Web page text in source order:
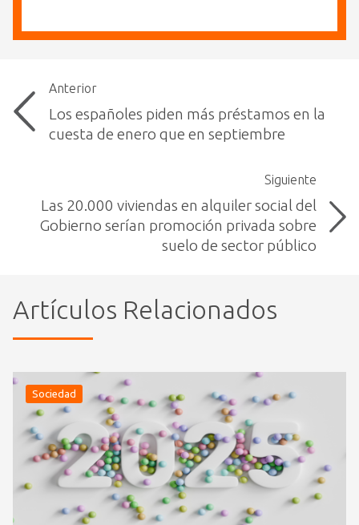
Anterior
Los españoles piden más préstamos en la
cuesta de enero que en septiembre
Siguiente
Las 20.000 viviendas en alquiler social del
Gobierno serían promoción privada sobre
suelo de sector público
Artículos Relacionados
Sociedad